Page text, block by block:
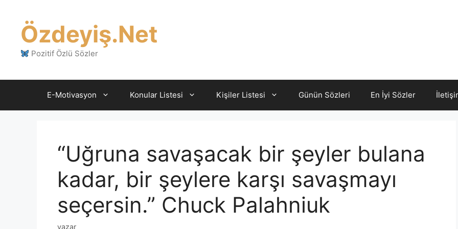
Özdeyiş.Net
Pozitif Özlü Sözler
E-Motivasyon Konular Listesi Kişiler Listesi Günün Sözleri En İyi Sözler
“Uğruna savaşacak bir şeyler bulana
kadar, bir şeylere karşı savaşmayı
seçersin.” Chuck Palahniuk
yazar